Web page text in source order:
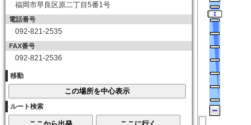
中学校
高等学校
大学
各種学校
各種学校
福岡市早良区原二丁目5番1号
電話番号
092-821-2535
FAX番号
092-821-2536
移動
ルート検索